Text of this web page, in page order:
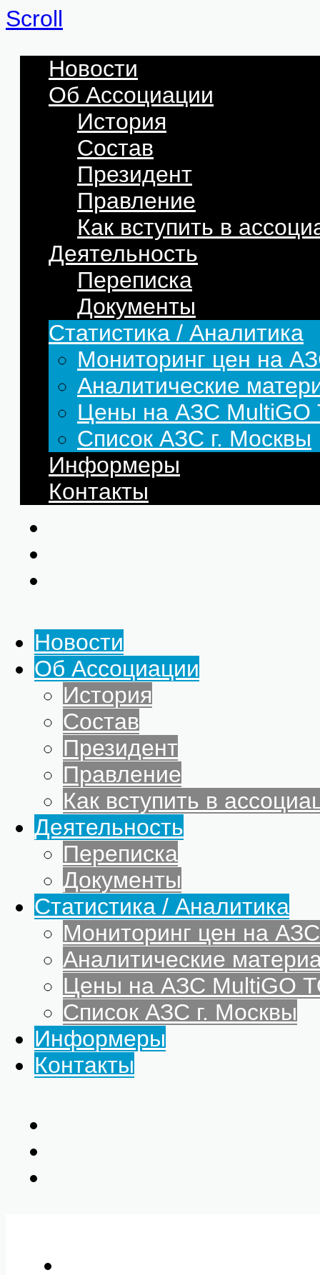
Scroll
Новости
Об Ассоциации
История
Состав
Президент
Правление
Как вступить в
Деятельность
Переписка
Документы
Статистика / Аналитика
Мониторинг цен на
Аналитические
Цены на АЗС
Список АЗС г. Москвы
Информеры
Контакты
Новости
Об Ассоциации
История
Состав
Президент
Правление
Как вступить в
Деятельность
Переписка
Документы
Статистика / Аналитика
Мониторинг цен на
Аналитические
Цены на АЗС MultiGO
Список АЗС г. Москвы
Информеры
Контакты